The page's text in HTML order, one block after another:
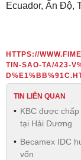
Ecuador, Ấn Độ,
HTTPS://
TIN-SAO-TA/423-
TIN LIÊN QUAN
KBC được
tại Hải Dương
Becamex IDC
vốn